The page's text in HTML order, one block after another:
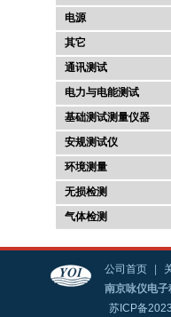
电源
其它
通讯测试
电力与电能测试
基础测试测量仪器
安规测试仪
环境测量
无损检测
气体检测
公司首页
南京咏仪电
苏ICP备